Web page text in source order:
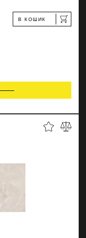
В КОШИК